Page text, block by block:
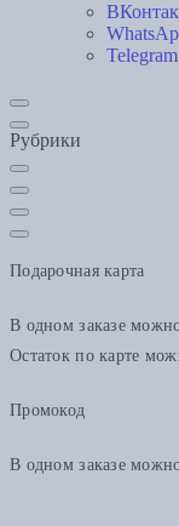
Telegram
Рубрики
Подарочная карта
В одном заказе
Остаток по карте
Промокод
В одном заказе